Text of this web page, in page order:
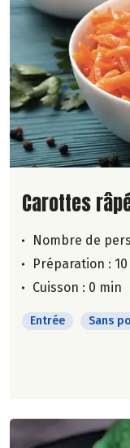
Lire la suite
Carottes
Nombre de
Préparation :
Cuisson : 0 min
Entrée Sans